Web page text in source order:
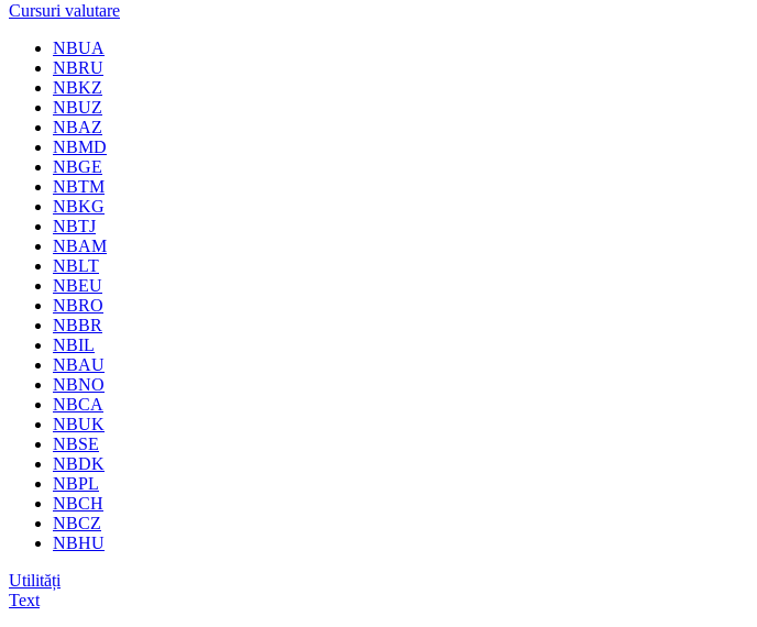
Cursuri valutare
NBUA
NBRU
NBKZ
NBUZ
NBAZ
NBMD
NBGE
NBTM
NBKG
NBTJ
NBAM
NBLT
NBEU
NBRO
NBBR
NBIL
NBAU
NBNO
NBCA
NBUK
NBSE
NBDK
NBPL
NBCH
NBCZ
NBHU
Utilități
Text